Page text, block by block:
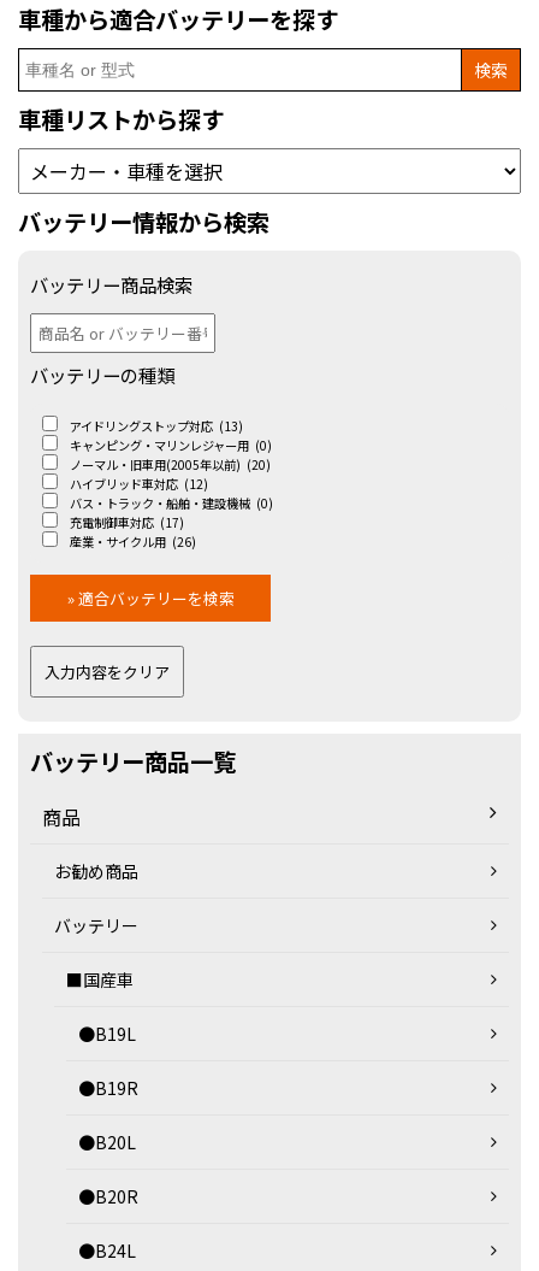
車種から適合バッテリーを探す
Search
for:
車種リストから探す
バッテリー情報から検索
バッテリー商品検索
バッテリーの種類
アイドリングストップ対応 (13)
キャンピング・マリンレジャー用 (0)
ノーマル・旧車用(2005年以前) (20)
ハイブリッド車対応 (12)
バス・トラック・船舶・建設機械 (0)
充電制御車対応 (17)
産業・サイクル用 (26)
バッテリー商品一覧
商品
お勧め商品
バッテリー
■国産車
●B19L
●B19R
●B20L
●B20R
●B24L